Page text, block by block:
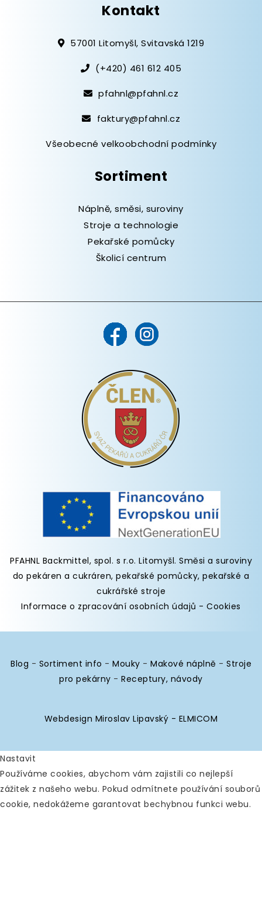
Kontakt
57001 Litomyšl, Svitavská 1219
(+420) 461 612 405
pfahnl@pfahnl.cz
faktury@pfahnl.cz
Všeobecné velkoobchodní podmínky
Sortiment
Náplně, směsi, suroviny
Stroje a technologie
Pekařské pomůcky
Školicí centrum
PFAHNL Backmittel, spol. s r.o. Litomyšl. Směsi a suroviny
do pekáren a cukráren,pekařské pomůcky,pekařské a
cukrářské stroje
Informace o zpracování osobních údajů -Cookies
Blog - Sortiment info - Mouky - Makové náplně - Stroje
pro pekárny -Receptury, návody
Webdesign Miroslav Lipavský - ELMICOM
Nastavit
Používáme cookies, abychom vám zajistili co nejlepší
zážitek z našeho webu. Pokud odmítnete používání souborů
cookie, nedokážeme garantovat bechybnou funkci webu.